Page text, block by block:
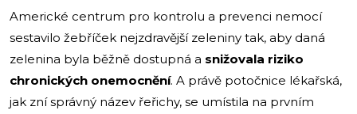
Americké centrum pro kontrolu a prevenci nemocí
sestavilo žebříček nejzdravější zeleniny tak, aby daná
zelenina byla běžně dostupná a snižovala riziko
chronických onemocnění. A právě potočnice lékařská,
jak zní správný název řeřichy, se umístila na prvním